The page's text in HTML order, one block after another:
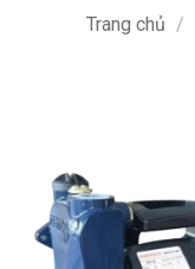
Trang chủ /